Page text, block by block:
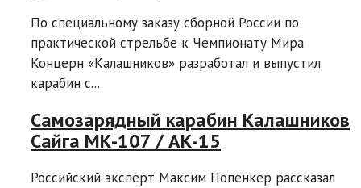
По специальному заказу сборной России по
практической стрельбе к Чемпионату Мира
Концерн «Калашников» разработал и выпустил
карабин с...
Самозарядный карабин Калашников
Сайга МК-107 / АК-15
Российский эксперт Максим Попенкер рассказал